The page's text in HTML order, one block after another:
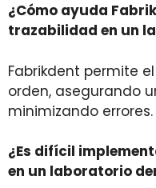
¿Cómo ayuda
trazabilidad en un
Fabrikdent permite
orden, asegurando
minimizando errores.
¿Es difícil
en un laboratorio